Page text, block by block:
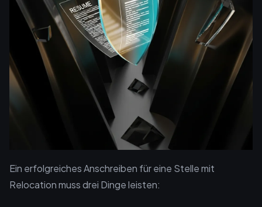
Ein erfolgreiches Anschreiben für eine Stelle mit
Relocation muss drei Dinge leisten: